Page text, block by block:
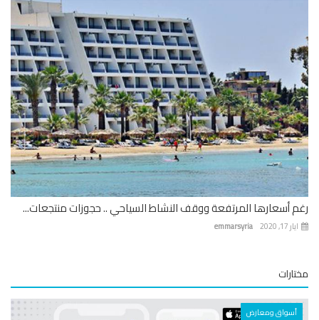
أسعارها المرتفعة ووقف النشاط السياحي .. حجوزات منتجعات...
emmarsyria
أسواق ومعارض